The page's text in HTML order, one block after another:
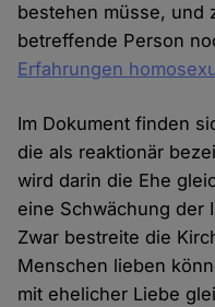
bestehen müsse, und
betreffende Person
Erfahrungen
Im Dokument finden
die als reaktionär
wird darin die Ehe
eine Schwächung der
Zwar bestreite die
Menschen lieben
mit ehelicher Liebe